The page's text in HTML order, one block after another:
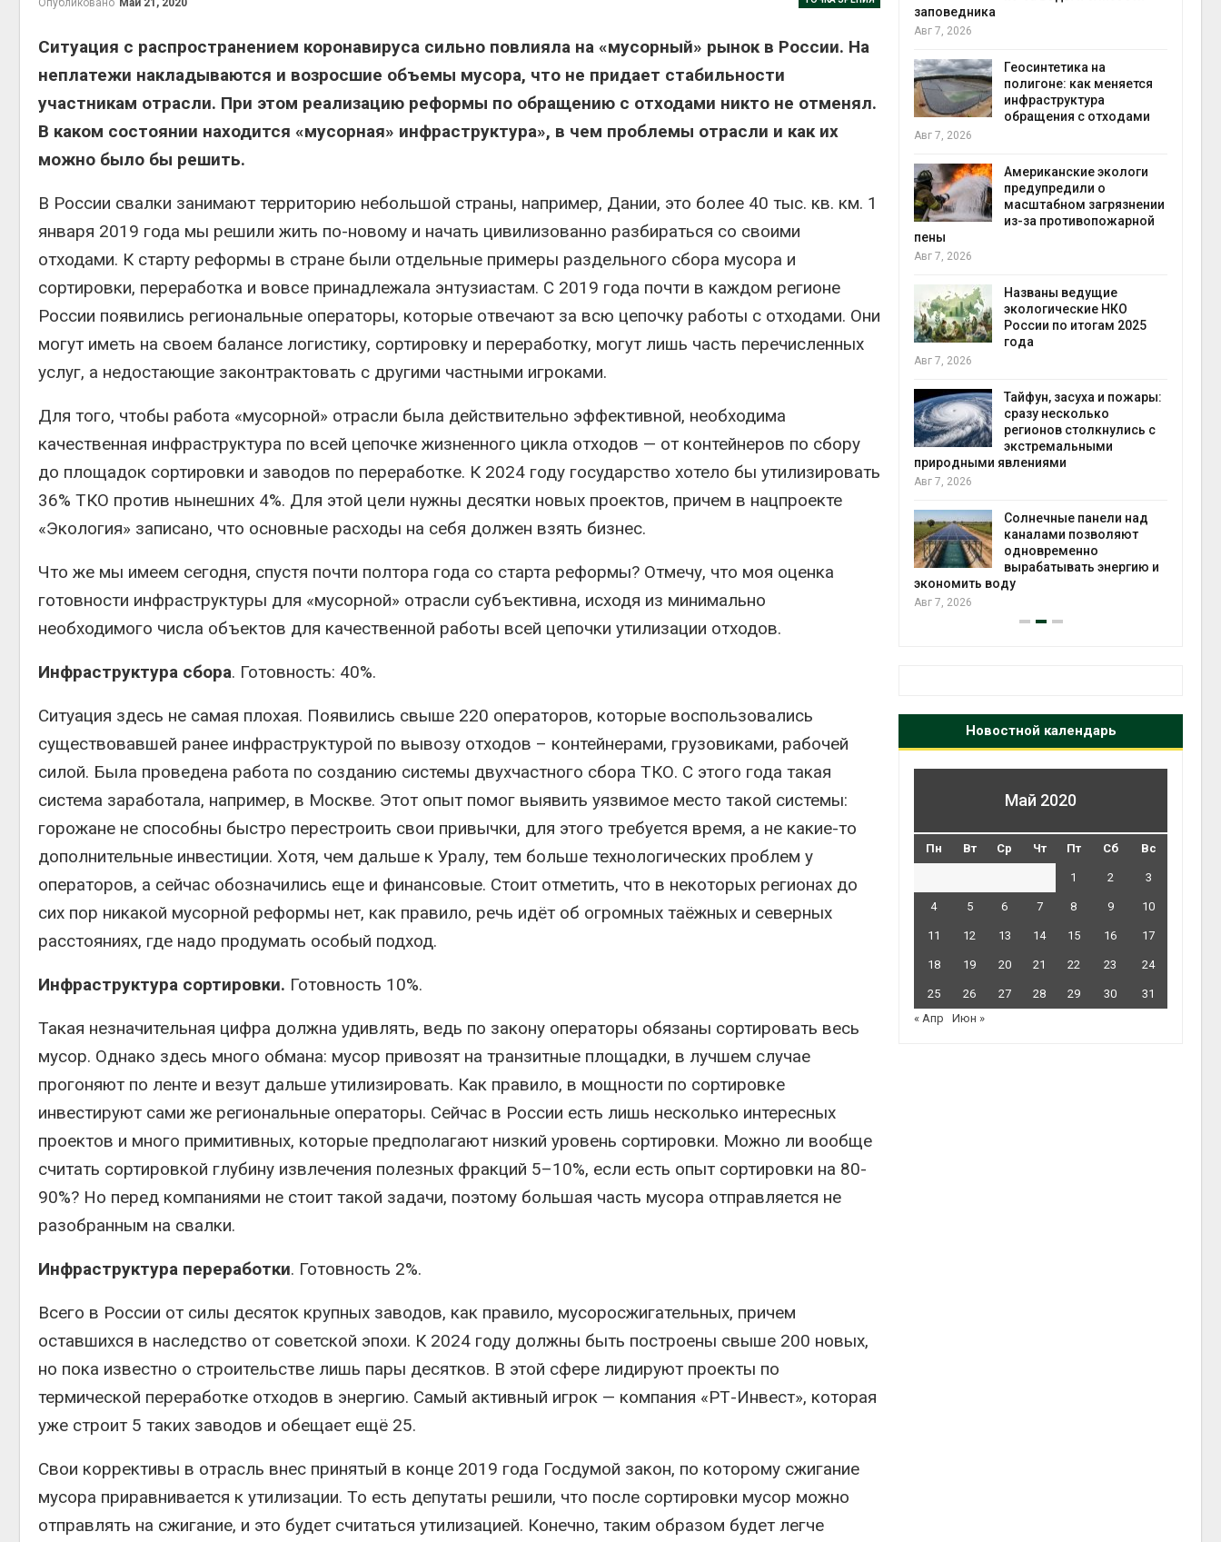
Опубликовано Май 21, 2020
Ситуация с распространением коронавируса сильно повлияла на «мусорный» рынок в России. На
неплатежи накладываются и возросшие объемы мусора, что не придает стабильности
участникам отрасли. При этом реализацию реформы по обращению с отходами никто не отменял.
В каком состоянии находится «мусорная» инфраструктура», в чем проблемы отрасли и как их
можно было бы решить.
В России свалки занимают территорию небольшой страны, например, Дании, это более 40 тыс. кв. км. 1
января 2019 года мы решили жить по-новому и начать цивилизованно разбираться со своими
отходами. К старту реформы в стране были отдельные примеры раздельного сбора мусора и
сортировки, переработка и вовсе принадлежала энтузиастам. С 2019 года почти в каждом регионе
России появились региональные операторы, которые отвечают за всю цепочку работы с отходами. Они
могут иметь на своем балансе логистику, сортировку и переработку, могут лишь часть перечисленных
услуг, а недостающие законтрактовать с другими частными игроками.
Для того, чтобы работа «мусорной» отрасли была действительно эффективной, необходима
качественная инфраструктура по всей цепочке жизненного цикла отходов — от контейнеров по сбору
до площадок сортировки и заводов по переработке. К 2024 году государство хотело бы утилизировать
36% ТКО против нынешних 4%. Для этой цели нужны десятки новых проектов, причем в нацпроекте
«Экология» записано, что основные расходы на себя должен взять бизнес.
Что же мы имеем сегодня, спустя почти полтора года со старта реформы? Отмечу, что моя оценка
готовности инфраструктуры для «мусорной» отрасли субъективна, исходя из минимально
необходимого числа объектов для качественной работы всей цепочки утилизации отходов.
Инфраструктура сбора. Готовность: 40%.
Ситуация здесь не самая плохая. Появились свыше 220 операторов, которые воспользовались
существовавшей ранее инфраструктурой по вывозу отходов – контейнерами, грузовиками, рабочей
силой. Была проведена работа по созданию системы двухчастного сбора ТКО. С этого года такая
система заработала, например, в Москве. Этот опыт помог выявить уязвимое место такой системы:
горожане не способны быстро перестроить свои привычки, для этого требуется время, а не какие-то
дополнительные инвестиции. Хотя, чем дальше к Уралу, тем больше технологических проблем у
операторов, а сейчас обозначились еще и финансовые. Стоит отметить, что в некоторых регионах до
сих пор никакой мусорной реформы нет, как правило, речь идёт об огромных таёжных и северных
расстояниях, где надо продумать особый подход.
Инфраструктура сортировки. Готовность 10%.
Такая незначительная цифра должна удивлять, ведь по закону операторы обязаны сортировать весь
мусор. Однако здесь много обмана: мусор привозят на транзитные площадки, в лучшем случае
прогоняют по ленте и везут дальше утилизировать. Как правило, в мощности по сортировке
инвестируют сами же региональные операторы. Сейчас в России есть лишь несколько интересных
проектов и много примитивных, которые предполагают низкий уровень сортировки. Можно ли вообще
считать сортировкой глубину извлечения полезных фракций 5–10%, если есть опыт сортировки на 80-
90%? Но перед компаниями не стоит такой задачи, поэтому большая часть мусора отправляется не
разобранным на свалки.
Инфраструктура переработки. Готовность 2%.
Всего в России от силы десяток крупных заводов, как правило, мусоросжигательных, причем
оставшихся в наследство от советской эпохи. К 2024 году должны быть построены свыше 200 новых,
но пока известно о строительстве лишь пары десятков. В этой сфере лидируют проекты по
термической переработке отходов в энергию. Самый активный игрок — компания «РТ-Инвест», которая
уже строит 5 таких заводов и обещает ещё 25.
Свои коррективы в отрасль внес принятый в конце 2019 года Госдумой закон, по которому сжигание
мусора приравнивается к утилизации. То есть депутаты решили, что после сортировки мусор можно
отправлять на сжигание, и это будет считаться утилизацией. Конечно, таким образом будет легче
потребовало ускорить
объектов и уборку
контейнерных площадок
Панамский канал вновь
пресной воды
Авг 6, 2026
В китайской провинции
эвакуировали более 140
Авг 6, 2026
установили
вторсырья
Учёные предложили
получать питьевую воду
из воздуха с помощью
Авг 6, 2026
Приток воды в
Камы в августе может
превысить норму почти в
полтора раза
Авг 7, 2026
защиту природы на фоне
роста ущерба от пожаров
Авг 7, 2026
может обходиться без
без отопления
Авг 7, 2026
Камчатские северные
перед осенней миграцией
Ozon запустит сбор
помощи для приютов
Нижнего Новгорода
полигоне: как меняется
инфраструктура
обращения с отходами
Авг 7, 2026
Американские экологи
масштабном загрязнении
из-за противопожарной
пены
Авг 7, 2026
Названы ведущие
экологические НКО
России по итогам 2025
года
Тайфун, засуха и пожары:
сразу несколько
регионов столкнулись с
экстремальными
природными явлениями
Авг 7, 2026
Солнечные панели над
вырабатывать энергию и
экономить воду
Авг 7, 2026
строительство мусорных
объектов и уборку
контейнерных площадок
Авг 7, 2026
ограничивает загрузку
судов из-за дефицита
пресной воды
Авг 6, 2026
эвакуировали более 140
тыс. человек
Авг 6, 2026
экообменники для сбора
вторсырья
Авг 6, 2026
Учёные предложили
ветра
Авг 6, 2026
Новостной календарь
Май 2020
Пн Вт Ср Чт Пт Сб Вс
1 2 3
4 5 6 7 8 9 10
11 12 13 14 15 16 17
18 19 20 21 22 23 24
25 26 27 28 29 30
31
« Апр
Июн »